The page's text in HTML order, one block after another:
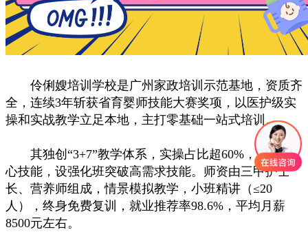
伶俐嫂培训学校是广州家政培训示范基地，资质齐
全，连续3年斩获省育婴师技能大赛奖项，以医护级实
操和实战教学立足本地，主打零基础一站式培训。
其独创“3+7”教学体系，实操占比超60%，涵盖核
心技能，设强化班突破高需求技能。师资由三甲护士
长、营养师组成，情景模拟教学，小班精讲（≤20
人），终身免费复训，就业推荐率98.6%，平均月薪
8500元左右。